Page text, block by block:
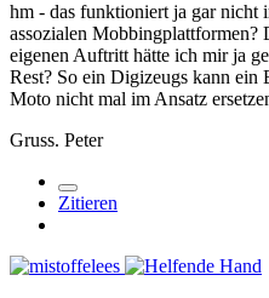
hm - das funktioniert ja gar nicht
assozialen
eigenen Auftritt hätte ich mir ja
Rest? So ein Digizeugs kann
Moto nicht mal im Ansatz
Gruss. Peter
Zitieren